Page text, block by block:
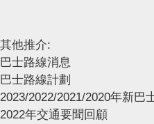
其他推介:
巴士路線消息
巴士路線計劃
2023/2022/2021/2020年新巴
2022年交通要聞回顧